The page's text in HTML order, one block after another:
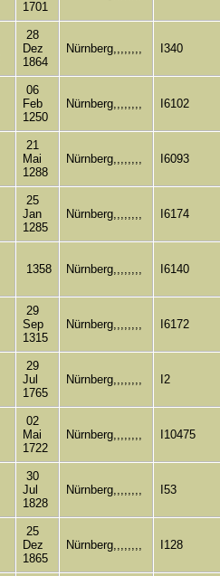
1701
28
Dez
1864
Nürnberg,,,,,,,, I340
06
Feb
1250
Nürnberg,,,,,,,, I6102
21
Mai
1288
Nürnberg,,,,,,,, I6093
25
Jan
1285
Nürnberg,,,,,,,, I6174
1358 Nürnberg,,,,,,,, I6140
29
Sep
1315
Nürnberg,,,,,,,, I6172
29
Jul
1765
Nürnberg,,,,,,,, I2
02
Mai
1722
Nürnberg,,,,,,,, I10475
30
Jul
1828
Nürnberg,,,,,,,, I53
25
Dez
1865
Nürnberg,,,,,,,, I128